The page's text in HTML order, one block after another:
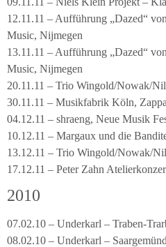
12.11.11 – Aufführung „Dazed“
Music, Nijmegen
13.11.11 – Aufführung „Dazed“
Music, Nijmegen
20.11.11 – Trio Wingold/Nowak/
30.11.11 – Musikfabrik Köln,
04.12.11 – shraeng, Neue Musik
10.12.11 – Margaux und die
13.12.11 – Trio Wingold/Nowak/
17.12.11 – Peter Zahn
2010
07.02.10 – Underkarl – Traben-
08.02.10 – Underkarl –